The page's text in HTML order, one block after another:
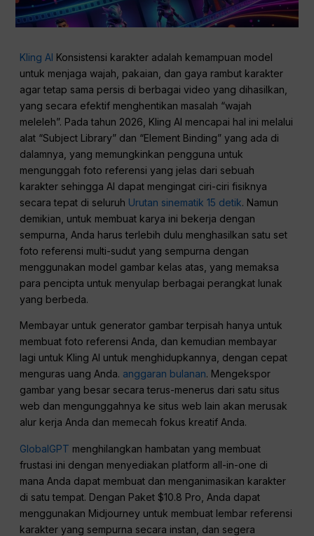
Kling AI Konsistensi karakter adalah kemampuan model
untuk menjaga wajah, pakaian, dan gaya rambut karakter
agar tetap sama persis di berbagai video yang dihasilkan,
yang secara efektif menghentikan masalah “wajah
meleleh”. Pada tahun 2026, Kling AI mencapai hal ini melalui
alat “Subject Library” dan “Element Binding” yang ada di
dalamnya, yang memungkinkan pengguna untuk
mengunggah foto referensi yang jelas dari sebuah
karakter sehingga AI dapat mengingat ciri-ciri fisiknya
secara tepat di seluruh Urutan sinematik 15 detik. Namun
demikian, untuk membuat karya ini bekerja dengan
sempurna, Anda harus terlebih dulu menghasilkan satu set
foto referensi multi-sudut yang sempurna dengan
menggunakan model gambar kelas atas, yang memaksa
para pencipta untuk menyulap berbagai perangkat lunak
yang berbeda.
Membayar untuk generator gambar terpisah hanya untuk
membuat foto referensi Anda, dan kemudian membayar
lagi untuk Kling AI untuk menghidupkannya, dengan cepat
menguras uang Anda. anggaran bulanan. Mengekspor
gambar yang besar secara terus-menerus dari satu situs
web dan mengunggahnya ke situs web lain akan merusak
alur kerja Anda dan memecah fokus kreatif Anda.
GlobalGPT menghilangkan hambatan yang membuat
frustasi ini dengan menyediakan platform all-in-one di
mana Anda dapat membuat dan menganimasikan karakter
di satu tempat. Dengan Paket $10.8 Pro, Anda dapat
menggunakan Midjourney untuk membuat lembar referensi
karakter yang sempurna secara instan, dan segera